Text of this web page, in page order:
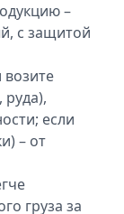
–
с защитой
если
– от
груза за